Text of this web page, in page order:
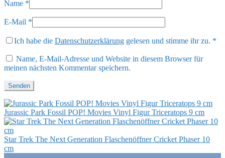
Name *
E-Mail *
Ich habe die Datenschutzerklärung gelesen und stimme ihr zu. *
Name, E-Mail-Adresse und Website in diesem Browser für
meinen nächsten Kommentar speichern.
Jurassic Park Fossil POP! Movies Vinyl Figur Triceratops 9 cm
Star Trek The Next Generation Flaschenöffner Cricket Phaser 10
cm